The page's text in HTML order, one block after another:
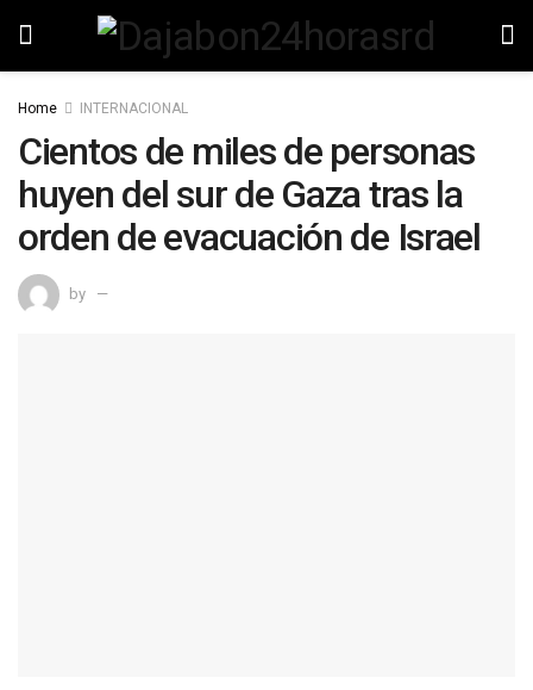
Home INTERNACIONAL
Cientos de miles de personas
huyen del sur de Gaza tras la
orden de evacuación de Israel
by